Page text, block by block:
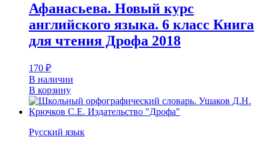
Афанасьева. Новый курс
английского языка. 6 класс Книга
для чтения Дрофа 2018
170 ₽
В наличии
В корзину
Русский язык